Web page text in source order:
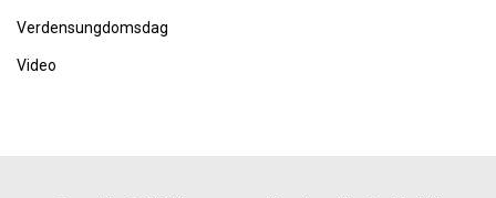
Verdensungdomsdag
Video